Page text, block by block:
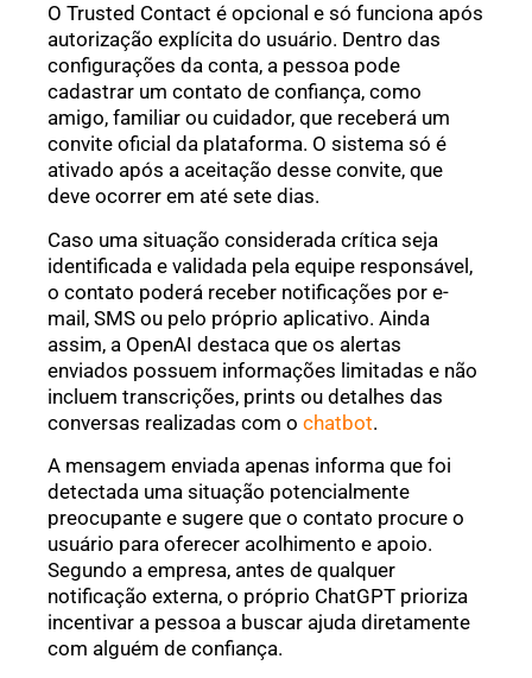
O Trusted Contact é opcional e só funciona após
autorização explícita do usuário. Dentro das
configurações da conta, a pessoa pode
cadastrar um contato de confiança, como
amigo, familiar ou cuidador, que receberá um
convite oficial da plataforma. O sistema só é
ativado após a aceitação desse convite, que
deve ocorrer em até sete dias.
Caso uma situação considerada crítica seja
identificada e validada pela equipe responsável,
o contato poderá receber notificações por e-
mail, SMS ou pelo próprio aplicativo. Ainda
assim, a OpenAI destaca que os alertas
enviados possuem informações limitadas e não
incluem transcrições, prints ou detalhes das
conversas realizadas com o chatbot.
A mensagem enviada apenas informa que foi
detectada uma situação potencialmente
preocupante e sugere que o contato procure o
usuário para oferecer acolhimento e apoio.
Segundo a empresa, antes de qualquer
notificação externa, o próprio ChatGPT prioriza
incentivar a pessoa a buscar ajuda diretamente
com alguém de confiança.